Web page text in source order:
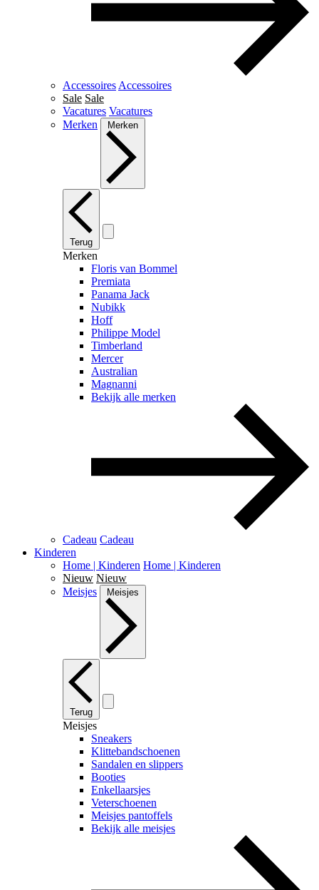
Accessoires Accessoires
Sale Sale
Vacatures Vacatures
Merken
Merken
Terug
Merken
Floris van Bommel
Premiata
Panama Jack
Nubikk
Hoff
Philippe Model
Timberland
Mercer
Australian
Magnanni
Bekijk alle merken
Cadeau Cadeau
Kinderen
Home | Kinderen Home | Kinderen
Nieuw Nieuw
Meisjes
Meisjes
Terug
Meisjes
Sneakers
Klittebandschoenen
Sandalen en slippers
Booties
Enkellaarsjes
Veterschoenen
Meisjes pantoffels
Bekijk alle meisjes